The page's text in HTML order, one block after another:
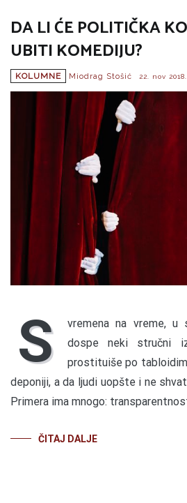
DA LI ĆE POLITIČKA
UBITI KOMEDIJU?
KOLUMNE Miodrag Stošić 22. nov 2018.
S
vremena na vreme, u
dospe neki stručni
prostituiše po
deponiji, a da ljudi uopšte i ne
Primera ima mnogo:
ČITAJ DALJE